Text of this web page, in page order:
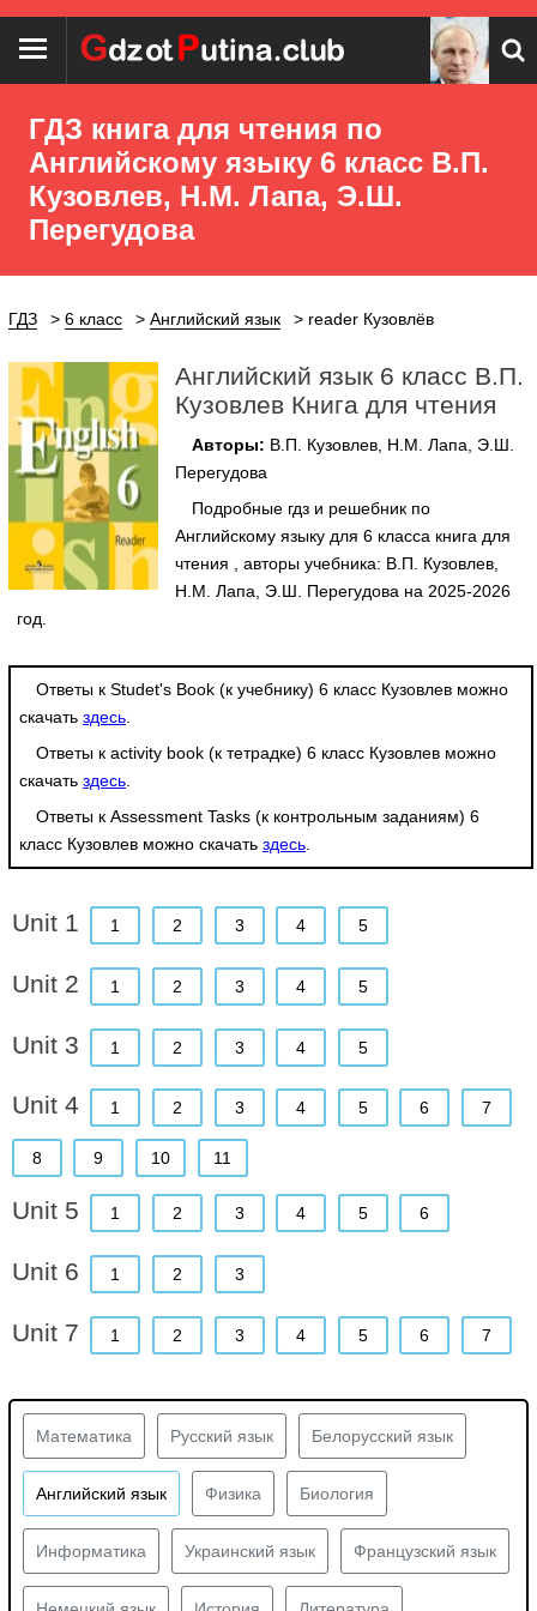
ГДЗ книга для чтения по
Английскому языку 6 класс В.П.
Кузовлев, Н.М. Лапа, Э.Ш.
Перегудова
ГДЗ 6 класс Английский язык reader Кузовлёв
Английский язык 6 класс В.П.
Кузовлев Книга для чтения
Авторы: В.П. Кузовлев, Н.М. Лапа, Э.Ш.
Перегудова
Подробные гдз и решебник по
Английскому языку для 6 класса книга для
чтения , авторы учебника: В.П. Кузовлев,
Н.М. Лапа, Э.Ш. Перегудова на 2025-2026
год.
Ответы к Studet's Book (к учебнику) 6 класс Кузовлев можно
скачать здесь
Ответы к activity book (к тетрадке) 6 класс Кузовлев можно
скачать здесь
Ответы к Assessment Tasks (к контрольным заданиям) 6
класс Кузовлев можно скачать здесь
Unit 1 1 2 3 4 5
Unit 2 1 2 3 4 5
Unit 3 1 2 3 4 5
Unit 4 1 2 3 4 5 6 7
8 9 10 11
Unit 5 1 2 3 4 5 6
Unit 6 1 2 3
Unit 7 1 2 3 4 5 6 7
Математика Русский язык Белорусский язык
Английский язык Физика Биология
Информатика Украинский язык Французский язык